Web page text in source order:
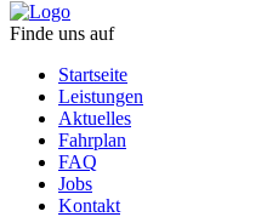
Finde uns auf
Startseite
Leistungen
Aktuelles
Fahrplan
FAQ
Jobs
Kontakt